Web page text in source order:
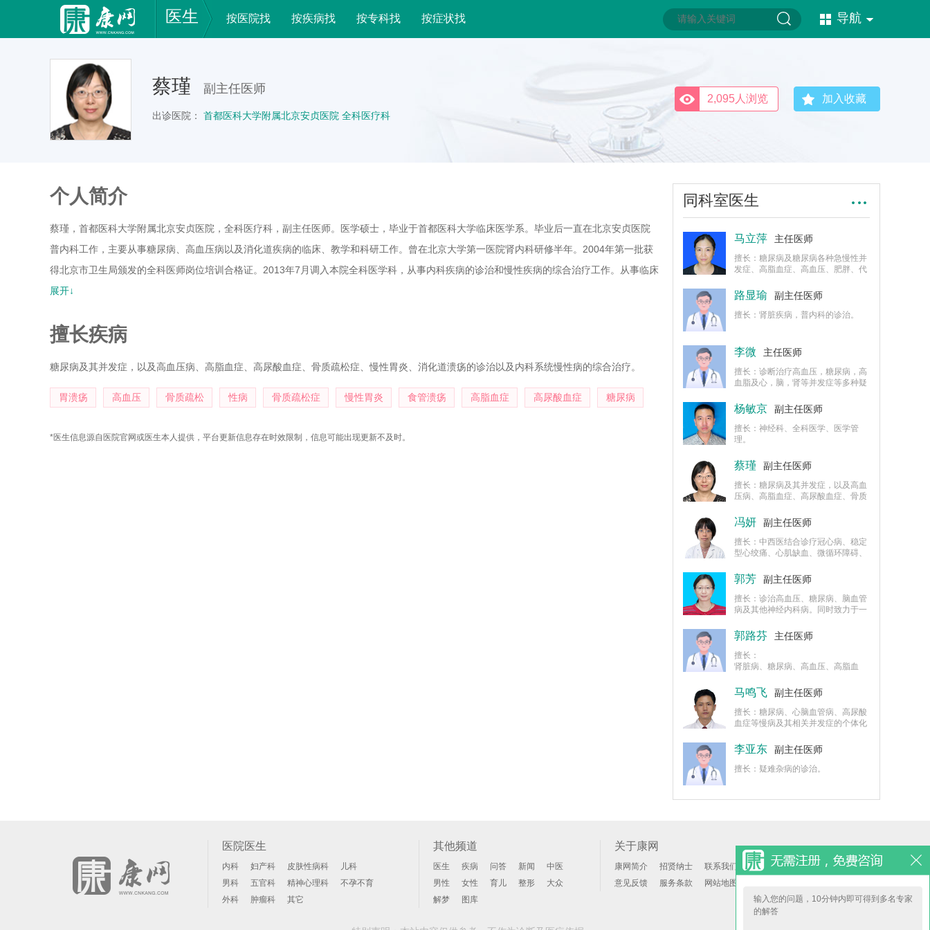
医生 按医院找 按疾病找 按专科找 按症状找 导航
蔡瑾 副主任医师
出诊医院： 首都医科大学附属北京安贞医院 全科医疗科
加入收藏
2,095人浏览
个人简介
蔡瑾，首都医科大学附属北京安贞医院，全科医疗科，副主任医师。医学硕士，毕业于首都医科大学临床医学系。毕业后一直在北京安贞医院
普内科工作，主要从事糖尿病、高血压病以及消化道疾病的临床、教学和科研工作。曾在北京大学第一医院肾内科研修半年。2004年第一批获
得北京市卫生局颁发的全科医师岗位培训合格证。2013年7月调入本院全科医学科，从事内科疾病的诊治和慢性疾病的综合治疗工作。从事临床
工作二十余年，熟练掌握内科系统的常见病、多器官疾病的临床诊治工作。发表相关论文数篇。参与国家自然基金等多项课题研究。
展开↓
擅长疾病
糖尿病及其并发症，以及高血压病、高脂血症、高尿酸血症、骨质疏松症、慢性胃炎、消化道溃疡的诊治以及内科系统慢性病的综合治疗。
胃溃疡 高血压 骨质疏松 性病 骨质疏松症 慢性胃炎 食管溃疡 高脂血症 高尿酸血症 糖尿病
*医生信息源自医院官网或医生本人提供，平台更新信息存在时效限制，信息可能出现更新不及时。
同科室医生
马立萍 主任医师
擅长：糖尿病及糖尿病各种急慢性并
发症、高脂血症、高血压、肥胖、代
等的诊治，以及糖尿病围手术期血糖
控制。
路显瑜 副主任医师
擅长：肾脏疾病，普内科的诊治。
李微 主任医师
擅长：诊断治疗高血压，糖尿病，高
血脂及心，脑，肾等并发症等多种疑
杨敏京 副主任医师
擅长：神经科、全科医学、医学管
理。
蔡瑾 副主任医师
擅长：糖尿病及其并发症，以及高血
压病、高脂血症、高尿酸血症、骨质
治以及内科系统慢性病的综合治疗。
冯妍 副主任医师
擅长：中西医结合诊疗冠心病、稳定
型心绞痛、心肌缺血、微循环障碍、
系统不适、口腔溃疡、外感疾病、多
汗症、乏力症、失眠、更年期综合
征、闭经、痛经、白带增多等多种内
科、妇科疾病。
郭芳 副主任医师
擅长：诊治高血压、糖尿病、脑血管
病及其他神经内科病。同时致力于一
诉的病因初筛。
郭路芬 主任医师
擅长：
肾脏病、糖尿病、高血压、高脂血
病、多发病、疑难杂症的诊治。
马鸣飞 副主任医师
擅长：糖尿病、心脑血管病、高尿酸
血症等慢病及其相关并发症的个体化
李亚东 副主任医师
擅长：疑难杂病的诊治。
医院医生
内科 妇产科 皮肤性病科
儿科
男科
五官科 精神心理科
不孕不育
外科
肿瘤科 其它
其他频道
医生 疾病 问答 新闻
中医
男性
女性 育儿 整形
大众
解梦
图库
关于康网
康网简介 招贤纳士
联系我们
意见反馈
服务条款 网站地图